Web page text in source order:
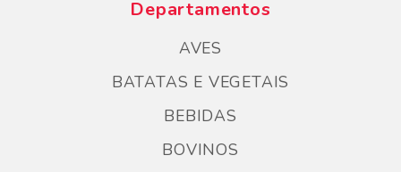
Departamentos
AVES
BATATAS E VEGETAIS
BEBIDAS
BOVINOS